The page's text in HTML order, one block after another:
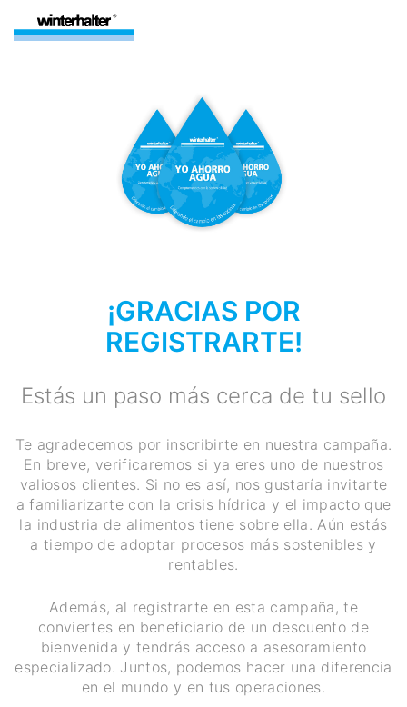
¡GRACIAS POR
REGISTRARTE!
Estás un paso más cerca de tu sello
Te agradecemos por inscribirte en nuestra campaña.
En breve, verificaremos si ya eres uno de nuestros
valiosos clientes. Si no es así, nos gustaría invitarte
a familiarizarte con la crisis hídrica y el impacto que
la industria de alimentos tiene sobre ella. Aún estás
a tiempo de adoptar procesos más sostenibles y
rentables.
Además, al registrarte en esta campaña, te
conviertes en beneficiario de un descuento de
bienvenida y tendrás acceso a asesoramiento
especializado. Juntos, podemos hacer una diferencia
en el mundo y en tus operaciones.